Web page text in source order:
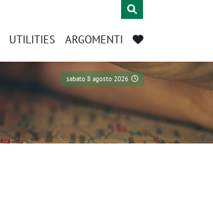
UTILITIES ARGOMENTI
sabato 8 agosto 2026